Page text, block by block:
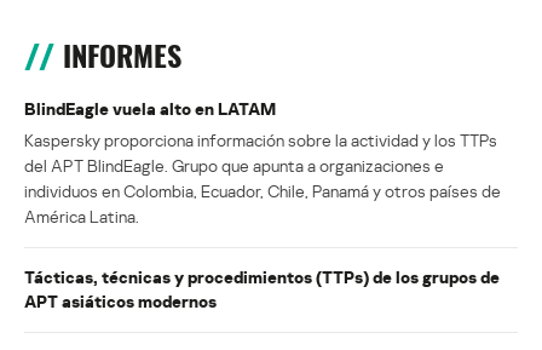
INFORMES
BlindEagle vuela alto en LATAM
Kaspersky proporciona información sobre la actividad y los TTPs
del APT BlindEagle. Grupo que apunta a organizaciones e
individuos en Colombia, Ecuador, Chile, Panamá y otros países de
América Latina.
Tácticas, técnicas y procedimientos (TTPs) de los grupos de
APT asiáticos modernos